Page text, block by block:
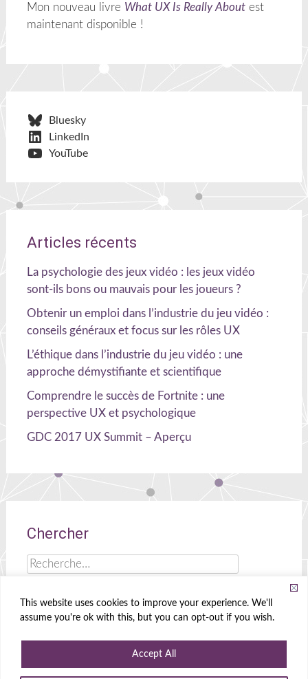
This website uses cookies to improve your experience. We'll
assume you're ok with this, but you can opt-out if you wish.
Accept All
Mon nouveau livre What UX Is Really Aboutest
maintenant disponible !
Bluesky
LinkedIn
YouTube
Articles récents
La psychologie des jeux vidéo : les jeux vidéo
sont-ils bons ou mauvais pour les joueurs ?
Obtenir un emploi dans l’industrie du jeu vidéo :
conseils généraux et focus sur les rôles UX
L’éthique dans l’industrie du jeu vidéo : une
approche démystifiante et scientifique
Comprendre le succès de Fortnite : une
perspective UX et psychologique
GDC 2017 UX Summit – Aperçu
Chercher
Rechercher :
Celia Hodent|Cerveau, UX et jeux !
ThemeRadiate